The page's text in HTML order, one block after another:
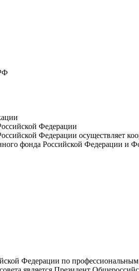
Федерации
Федерации осуществляет
фонда Российской Федерации и
Федерации по